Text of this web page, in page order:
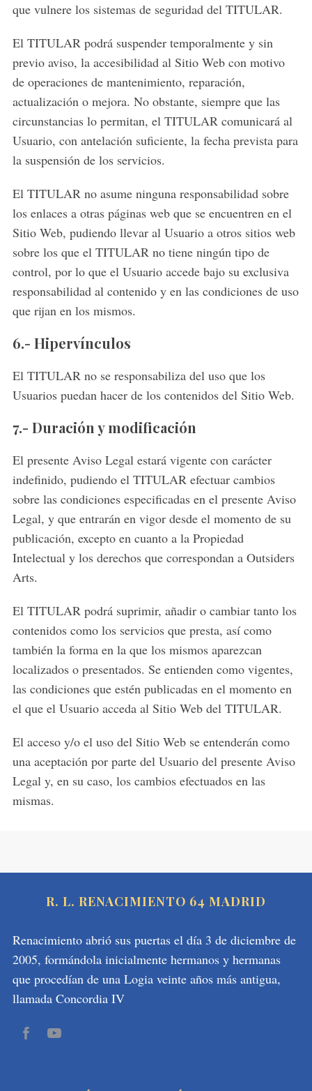
que vulnere los sistemas de seguridad del TITULAR.
El TITULAR podrá suspender temporalmente y sin
previo aviso, la accesibilidad al Sitio Web con motivo
de operaciones de mantenimiento, reparación,
actualización o mejora. No obstante, siempre que las
circunstancias lo permitan, el TITULAR comunicará al
Usuario, con antelación suficiente, la fecha prevista para
la suspensión de los servicios.
El TITULAR no asume ninguna responsabilidad sobre
los enlaces a otras páginas web que se encuentren en el
Sitio Web, pudiendo llevar al Usuario a otros sitios web
sobre los que el TITULAR no tiene ningún tipo de
control, por lo que el Usuario accede bajo su exclusiva
responsabilidad al contenido y en las condiciones de uso
que rijan en los mismos.
6.- Hipervínculos
El TITULAR no se responsabiliza del uso que los
Usuarios puedan hacer de los contenidos del Sitio Web.
7.- Duración y modificación
El presente Aviso Legal estará vigente con carácter
indefinido, pudiendo el TITULAR efectuar cambios
sobre las condiciones especificadas en el presente Aviso
Legal, y que entrarán en vigor desde el momento de su
publicación, excepto en cuanto a la Propiedad
Intelectual y los derechos que correspondan a Outsiders
Arts.
El TITULAR podrá suprimir, añadir o cambiar tanto los
contenidos como los servicios que presta, así como
también la forma en la que los mismos aparezcan
localizados o presentados. Se entienden como vigentes,
las condiciones que estén publicadas en el momento en
el que el Usuario acceda al Sitio Web del TITULAR.
El acceso y/o el uso del Sitio Web se entenderán como
una aceptación por parte del Usuario del presente Aviso
Legal y, en su caso, los cambios efectuados en las
mismas.
R. L. RENACIMIENTO 64 MADRID
Renacimiento abrió sus puertas el día 3 de diciembre de
2005, formándola inicialmente hermanos y hermanas
que procedían de una Logia veinte años más antigua,
llamada Concordia IV